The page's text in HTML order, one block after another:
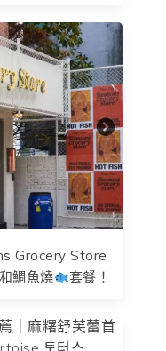
Grocery Store
和鯛魚燒 套餐！